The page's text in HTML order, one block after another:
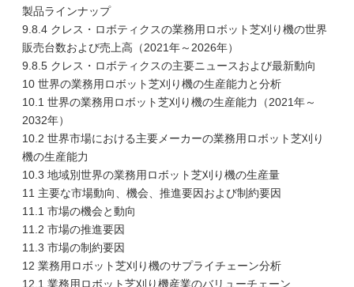
製品ラインナップ
9.8.4 クレス・ロボティクスの業務用ロボット芝刈り機の世界
販売台数および売上高（2021年～2026年）
9.8.5 クレス・ロボティクスの主要ニュースおよび最新動向
10 世界の業務用ロボット芝刈り機の生産能力と分析
10.1 世界の業務用ロボット芝刈り機の生産能力（2021年～
2032年）
10.2 世界市場における主要メーカーの業務用ロボット芝刈り
機の生産能力
10.3 地域別世界の業務用ロボット芝刈り機の生産量
11 主要な市場動向、機会、推進要因および制約要因
11.1 市場の機会と動向
11.2 市場の推進要因
11.3 市場の制約要因
12 業務用ロボット芝刈り機のサプライチェーン分析
12.1 業務用ロボット芝刈り機産業のバリューチェーン